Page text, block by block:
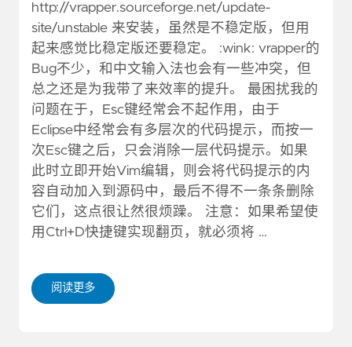
http://vrapper.sourceforge.net/update-
site/unstable 来安装，虽然是不稳定版，但用
起来感觉比稳定版还要稳定。 :wink: vrapper的
Bug不少，和中文输入法也会有一些冲突，但
总之还是为我带了来效率的提升。 最困扰我的
问题在于，Esc键经常会不起作用，由于
Eclipse中经常会有多层次的代码提示，而按一
次Esc键之后，只会消除一层代码提示。如果
此时立即开始Vim编辑，则会将代码提示的内
容自动加入到源码中，最后不得不一条条删除
它们，这点很让然很烦躁。 注意：如果希望使
用Ctrl+D快捷键实现翻页，就必须将 …
阅读更多